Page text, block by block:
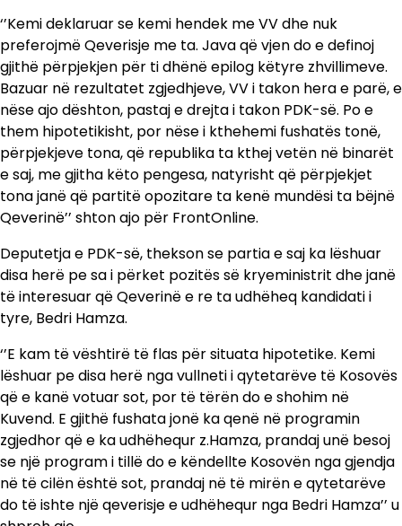
‘’Kemi deklaruar se kemi hendek me VV dhe nuk
preferojmë Qeverisje me ta. Java që vjen do e definoj
gjithë përpjekjen për ti dhënë epilog këtyre zhvillimeve.
Bazuar në rezultatet zgjedhjeve, VV i takon hera e parë, e
nëse ajo dështon, pastaj e drejta i takon PDK-së. Po e
them hipotetikisht, por nëse i kthehemi fushatës tonë,
përpjekjeve tona, që republika ta kthej vetën në binarët
e saj, me gjitha këto pengesa, natyrisht që përpjekjet
tona janë që partitë opozitare ta kenë mundësi ta bëjnë
Qeverinë’’ shton ajo për FrontOnline.
Deputetja e PDK-së, thekson se partia e saj ka lëshuar
disa herë pe sa i përket pozitës së kryeministrit dhe janë
të interesuar që Qeverinë e re ta udhëheq kandidati i
tyre, Bedri Hamza.
‘’E kam të vështirë të flas për situata hipotetike. Kemi
lëshuar pe disa herë nga vullneti i qytetarëve të Kosovës
që e kanë votuar sot, por të tërën do e shohim në
Kuvend. E gjithë fushata jonë ka qenë në programin
zgjedhor që e ka udhëhequr z.Hamza, prandaj unë besoj
se një program i tillë do e këndellte Kosovën nga gjendja
në të cilën është sot, prandaj në të mirën e qytetarëve
do të ishte një qeverisje e udhëhequr nga Bedri Hamza’’ u